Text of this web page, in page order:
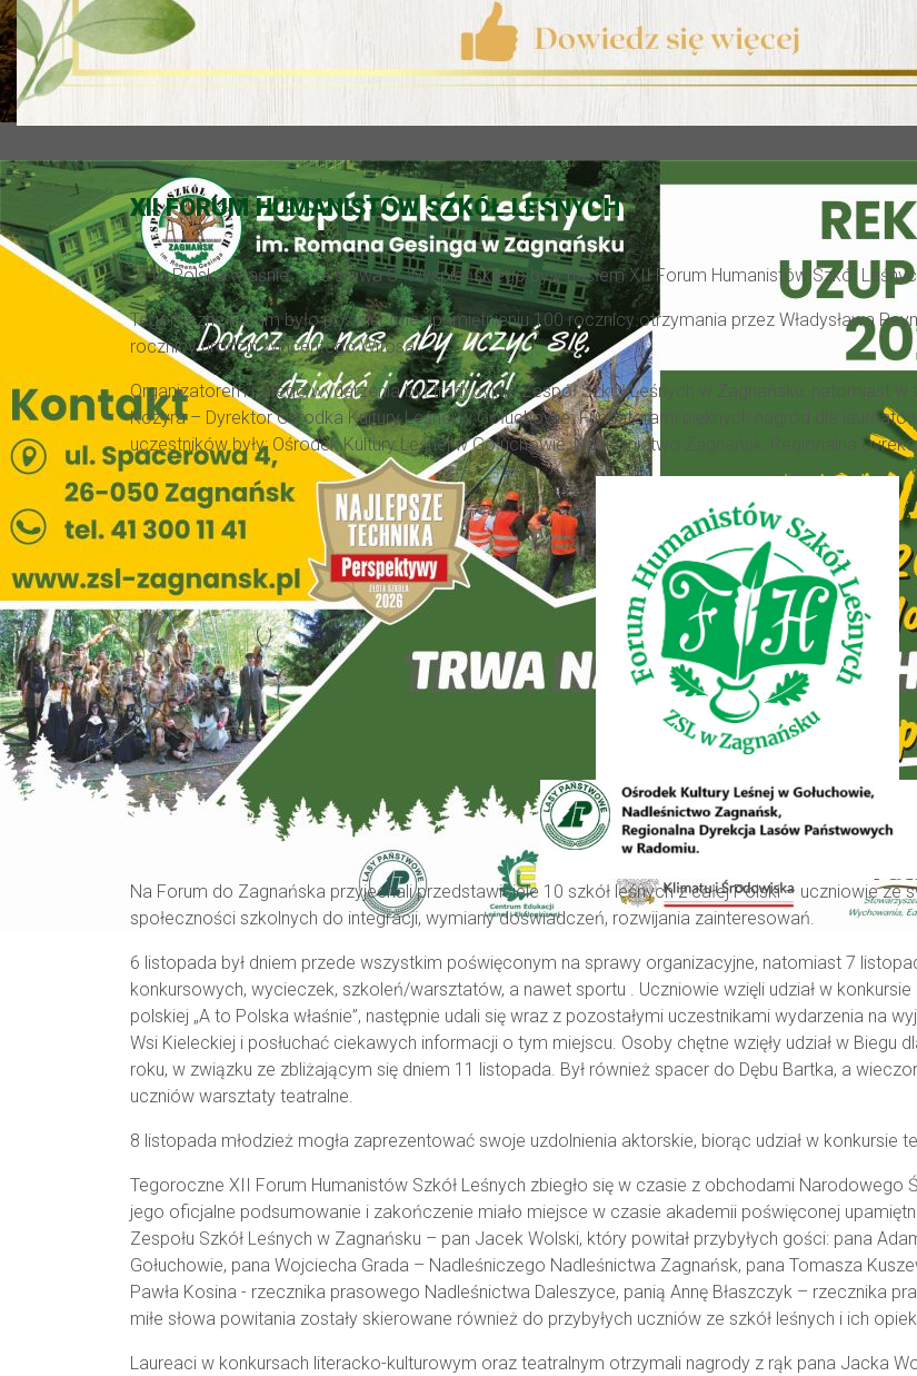
XII FORUM HUMANISTÓW SZKÓŁ LEŚNYCH
„A to Polska właśnie” – te słowa S. Wyspiańskiego były hasłemXII Forum Humanistów Szkół
TegoroczneForumbyło poświęcone upamiętnieniu 100 rocznicy otrzymania przez Władysława
rocznicy urodzin Wincentego Witosa.
Organizatorem całego wydarzenia był tradycyjnie Zespół Szkół Leśnych w Zagnańsku, natomiast
Kozyra – Dyrektor Ośrodka Kultury Leśnej w Gołuchowie.Fundatorami pięknych nagród dla
uczestników były: Ośrodek Kultury Leśnej w Gołuchowie,Nadleśnictwo Zagnańsk , Regionalna
Na Forum do Zagnańska przyjechali przedstawiciele 1 0 szkół leśnych z całej Polski– uczniowie ze
społeczności szkolnych do integracji, wymiany doświadczeń, rozwijania zainteresowań.
6 listopada był dniem przede wszystkim poświęconym na sprawy organizacyjne, natomiast 7
konkursowych, wycieczek, szkoleń/warsztatów, a nawet sportu . Uczniowie wzięli udział w
polskiej „A to Polska właśnie”, następnie udali się wraz z pozostałymi uczestnikami wydarzenia na
Wsi Kieleckiej i posłuchać ciekawych informacji o tym miejscu. Osoby chętne wzięły udział w Biegu
roku, w związku ze zbliżającym się dniem 11 listopada. Był również spacer do Dębu Bartka, a
uczniów warsztaty teatralne.
8 listopada młodzież mogła zaprezentować swoje uzdolnienia aktorskie, biorąc udział w konkursie
Tegoroczne XII Forum Humanistów Szkół Leśnych zbiegło się w czasie z obchodami Narodowego
jego oficjalne podsumowanie i zakończenie miało miejsce w czasie akademii poświęconej
Zespołu Szkół Leśnych w Zagnańsku – pan Jacek Wolski, który powitał przybyłych gości: pana
Gołuchowie, pana Wojciecha Grada – Nadleśniczego Nadleśnictwa Zagnańsk, pana Tomasza
Pawła Kosina - rzecznika prasowego Nadleśnictwa Daleszyce, panią Annę Błaszczyk – rzecznika
miłe słowa powitania zostały skierowane również do przybyłych uczniów ze szkół leśnych i ich
Laureaci w konkursach literacko-kulturowym oraz teatralnym otrzymali nagrody z rąk pana Jacka